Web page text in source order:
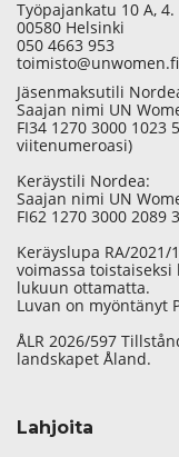
Työpajankatu 10 A,
00580 Helsinki
050 4663 953
toimisto@unwomen.fi
Jäsenmaksutili
Saajan nimi UN
FI34 1270 3000 1023
viitenumeroasi)
Keräystili Nordea:
Saajan nimi UN
FI62 1270 3000 2089
Keräyslupa RA/
voimassa toistaiseksi
lukuun ottamatta.
Luvan on myöntänyt
ÅLR 2026/597
landskapet Åland.
Lahjoita